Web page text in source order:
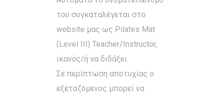
του συγκαταλέγεται στο
website μας ως Pilates Mat
(Level IIΙ) Teacher/Instructor,
ικανός/ή να διδάξει.
Σε περίπτωση αποτυχίας ο
εξεταζόμενος μπορεί να